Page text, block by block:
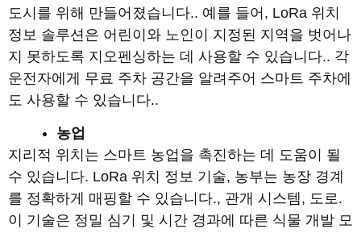
도시를 위해 만들어졌습니다.. 예를 들어, LoRa 위치
정보 솔루션은 어린이와 노인이 지정된 지역을 벗어나
지 못하도록 지오펜싱하는 데 사용할 수 있습니다.. 각
운전자에게 무료 주차 공간을 알려주어 스마트 주차에
도 사용할 수 있습니다..
농업
지리적 위치는 스마트 농업을 촉진하는 데 도움이 될
수 있습니다. LoRa 위치 정보 기술, 농부는 농장 경계
를 정확하게 매핑할 수 있습니다., 관개 시스템, 도로.
이 기술은 정밀 심기 및 시간 경과에 따른 식물 개발 모